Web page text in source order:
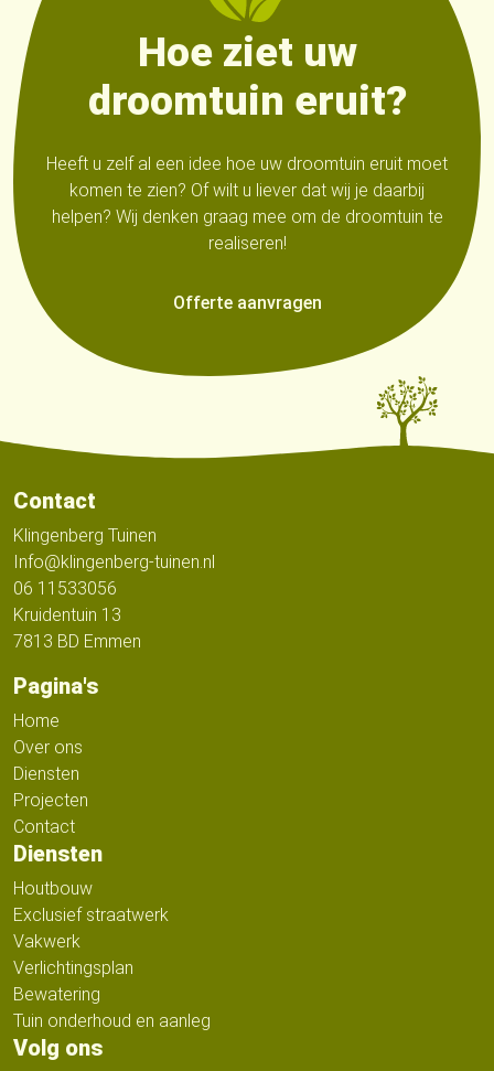
Hoe ziet uw
droomtuin eruit?
Heeft u zelf al een idee hoe uw droomtuin eruit moet
komen te zien? Of wilt u liever dat wij je daarbij
helpen? Wij denken graag mee om de droomtuin te
realiseren!
Offerte aanvragen
Contact
Klingenberg Tuinen
Info@klingenberg-tuinen.nl
06 11533056
Kruidentuin 13
7813 BD Emmen
Pagina's
Home
Over ons
Diensten
Projecten
Contact
Diensten
Houtbouw
Exclusief straatwerk
Vakwerk
Verlichtingsplan
Bewatering
Tuin onderhoud en aanleg
Volg ons